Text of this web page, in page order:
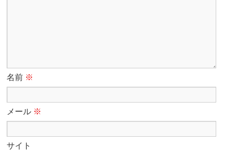
名前 ※
メール ※
サイト